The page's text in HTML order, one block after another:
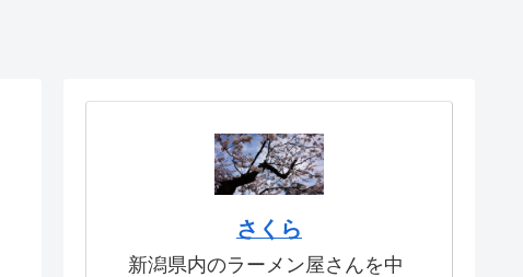
さくら
新潟県内のラーメン屋さんを中